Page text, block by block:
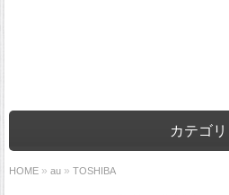
カテゴリ
HOME » au » TOSHIBA